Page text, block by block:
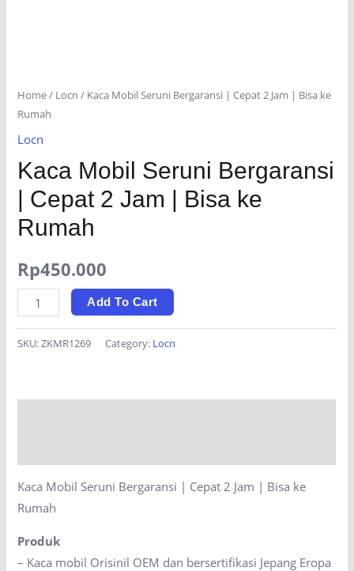
Home/ Locn / Kaca Mobil Seruni Bergaransi | Cepat 2 Jam | Bisa ke
Rumah
Locn
Kaca Mobil Seruni Bergaransi
| Cepat 2 Jam | Bisa ke
Rumah
Rp450.000
Kaca
Mobil
Seruni
|
Bisa
ke
Rumah
quantity
Add To Cart
SKU:ZKMR1269 Category: Locn
Kaca Mobil Seruni Bergaransi | Cepat 2 Jam | Bisa ke
Rumah
Produk
– Kaca mobil Orisinil OEM dan bersertifikasi Jepang Eropa